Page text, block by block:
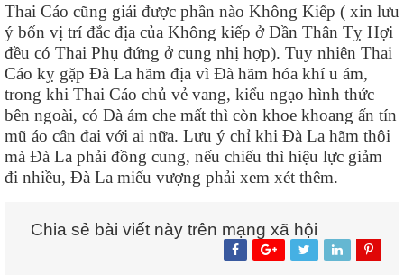
Thai Cáo cũng giải được phần nào Không Kiếp ( xin lưu
ý bốn vị trí đắc địa của Không kiếp ở Dần Thân Tỵ Hợi
đều có Thai Phụ đứng ở cung nhị hợp). Tuy nhiên Thai
Cáo kỵ gặp Đà La hãm địa vì Đà hãm hóa khí u ám,
trong khi Thai Cáo chủ vẻ vang, kiểu ngạo hình thức
bên ngoài, có Đà ám che mất thì còn khoe khoang ấn tín
mũ áo cân đai với ai nữa. Lưu ý chỉ khi Đà La hãm thôi
mà Đà La phải đồng cung, nếu chiếu thì hiệu lực giảm
đi nhiều, Đà La miếu vượng phải xem xét thêm.
Chia sẻ bài viết này trên mạng xã hội